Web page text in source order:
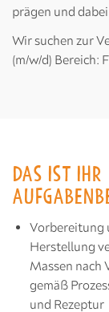
prägen und
Wir suchen zur
(m/w/d) Bereich:
DAS IST IHR
Vorbereitung
Herstellung
Massen nach
gemäß
und Rezeptur